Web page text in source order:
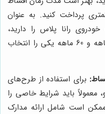
پرداخت کنید. به عنوان
رانا پلاس را دارید،
می‌توانید بین اقساط 36 ماهه و 60 ماهه یکی را انتخاب
برای استفاده از طرح‌های
معمولاً باید شرایط خاصی را
است شامل ارائه مدارک